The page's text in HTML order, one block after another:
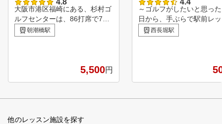
4.8
大阪市港区福崎にある、杉村ゴ
ルフセンターは、86打席で7ヤ
ードまでは天然芝と220ヤード
までは人工芝で、見た目にも景
レッスン受講者』に基本技術と
いくことで、受講者の満足度を
しております。 受講システム
朝潮橋駅
5,500円
4.4
～ゴルフがしたいと思っ
日から、手ぶらで駅前レ
～ 安心の定額料金でレッ
受け放題。 店舗相互利用
長堀駅」６番出口から徒
人数のグループレッスン
西長堀駅
他のレッスン施設を探す